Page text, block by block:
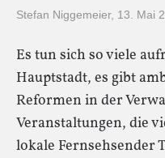
Stefan Niggemeier, 13. Mai
Es tun sich so viele
Hauptstadt, es gibt
Reformen in der
Veranstaltungen, die
lokale Fernsehsender